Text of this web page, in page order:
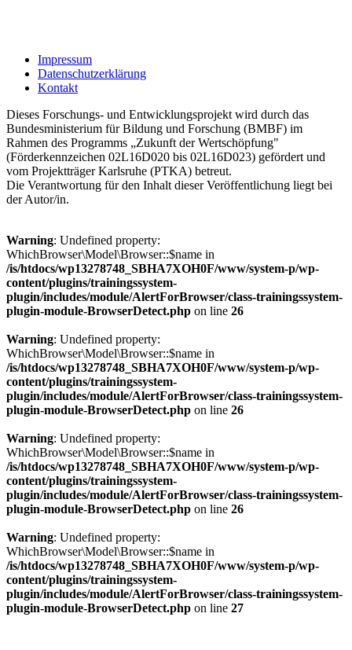
Impressum
Datenschutzerklärung
Kontakt
Dieses Forschungs- und Entwicklungsprojekt wird durch das
Bundesministerium für Bildung und Forschung (BMBF) im
Rahmen des Programms „Zukunft der Wertschöpfung"
(Förderkennzeichen 02L16D020 bis 02L16D023) gefördert und
vom Projektträger Karlsruhe (PTKA) betreut.
Die Verantwortung für den Inhalt dieser Veröffentlichung liegt bei
der Autor/in.
Warning: Undefined property:
WhichBrowser\Model\Browser::$name in
/is/htdocs/wp13278748_SBHA7XOH0F/www/system-p/wp-
content/plugins/trainingssystem-
plugin/includes/module/AlertForBrowser/class-trainingssystem-
plugin-module-BrowserDetect.php on line 26
Warning: Undefined property:
WhichBrowser\Model\Browser::$name in
/is/htdocs/wp13278748_SBHA7XOH0F/www/system-p/wp-
content/plugins/trainingssystem-
plugin/includes/module/AlertForBrowser/class-trainingssystem-
plugin-module-BrowserDetect.php on line 26
Warning: Undefined property:
WhichBrowser\Model\Browser::$name in
/is/htdocs/wp13278748_SBHA7XOH0F/www/system-p/wp-
content/plugins/trainingssystem-
plugin/includes/module/AlertForBrowser/class-trainingssystem-
plugin-module-BrowserDetect.php on line 26
Warning: Undefined property:
WhichBrowser\Model\Browser::$name in
/is/htdocs/wp13278748_SBHA7XOH0F/www/system-p/wp-
content/plugins/trainingssystem-
plugin/includes/module/AlertForBrowser/class-trainingssystem-
plugin-module-BrowserDetect.php on line 27